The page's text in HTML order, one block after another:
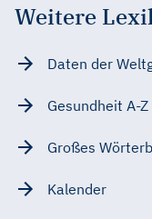
Weitere
Daten der
Gesundheit A-Z
Großes
Kalender